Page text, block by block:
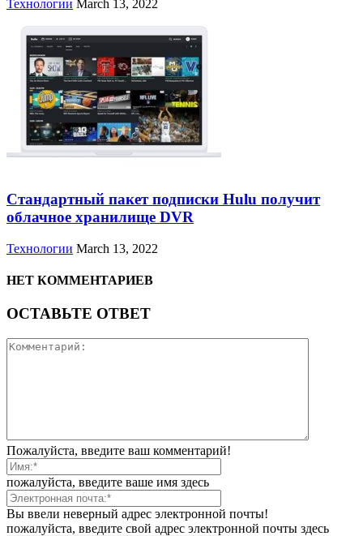
Технологии March 13, 2022
Стандартный пакет подписки Hulu получит
облачное хранилище DVR
Технологии March 13, 2022
НЕТ КОММЕНТАРИЕВ
ОСТАВЬТЕ ОТВЕТ
Пожалуйста, введите ваш комментарий!
пожалуйста, введите ваше имя здесь
Вы ввели неверный адрес электронной почты!
пожалуйста, введите свой адрес электронной почты здесь